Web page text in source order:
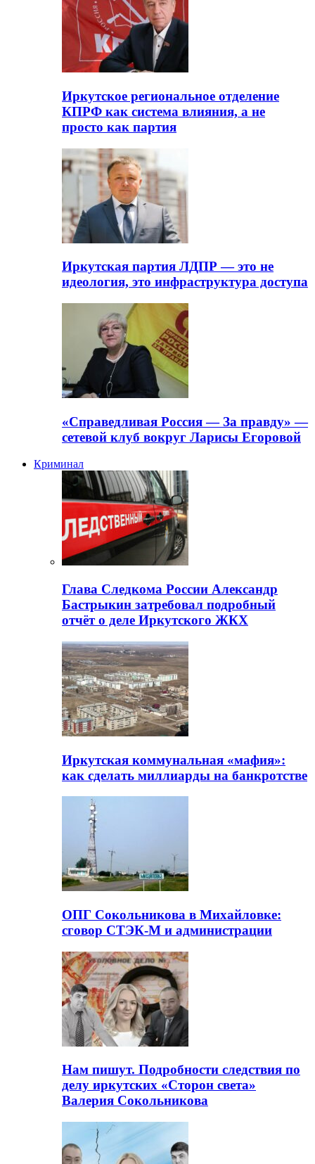
Иркутское региональное отделение
КПРФ как система влияния, а не
просто как партия
Иркутская партия ЛДПР — это не
идеология, это инфраструктура доступа
«Справедливая Россия — За правду» —
сетевой клуб вокруг Ларисы Егоровой
Криминал
Глава Следкома России Александр
Бастрыкин затребовал подробный
отчёт о деле Иркутского ЖКХ
Иркутская коммунальная «мафия»:
как сделать миллиарды на банкротстве
ОПГ Сокольникова в Михайловке:
сговор СТЭК-М и администрации
Нам пишут. Подробности следствия по
делу иркутских «Сторон света»
Валерия Сокольникова